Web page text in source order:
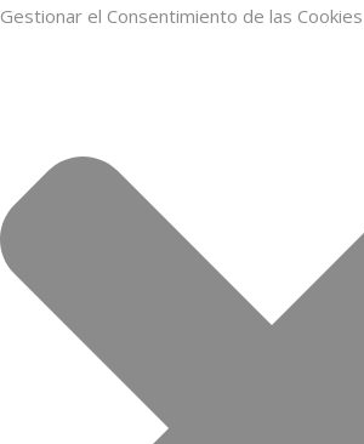
Gestionar el Consentimiento de las Cookies